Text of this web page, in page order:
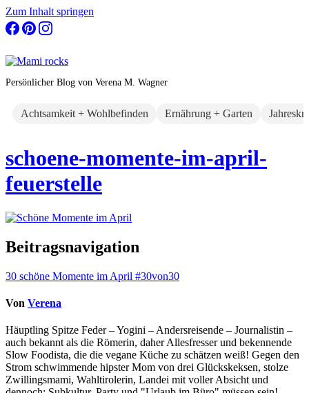
Zum Inhalt springen
Persönlicher Blog von Verena M. Wagner
Achtsamkeit + Wohlbefinden Ernährung + Garten
schoene-momente-im-april-
feuerstelle
Beitragsnavigation
30 schöne Momente im April #30von30
Von Verena
Häuptling Spitze Feder – Yogini – Andersreisende – Journalistin –
auch bekannt als die Römerin, daher Allesfresser und bekennende
Slow Foodista, die die vegane Küche zu schätzen weiß! Gegen den
Strom schwimmende hipster Mom von drei Glückskeksen, stolze
Zwillingsmami, Wahltirolerin, Landei mit voller Absicht und